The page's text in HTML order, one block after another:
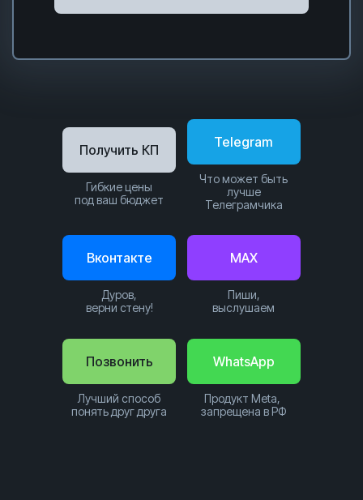
Позвонить
Лучший способ
понять друг друга
WhatsApp
Продукт Meta,
запрещена в РФ
Telegram
Что может быть
лучше
Телеграмчика
Вконтакте
Дуров,
верни стену!
Получить КП
Гибкие цены
под ваш бюджет
MAX
Пиши,
выслушаем